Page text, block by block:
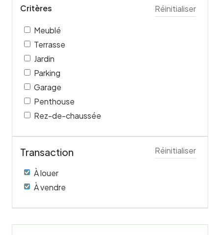
Critères Réinitialiser
Meublé
Terrasse
Jardin
Parking
Garage
Penthouse
Rez-de-chaussée
Transaction Réinitialiser
À louer
À vendre